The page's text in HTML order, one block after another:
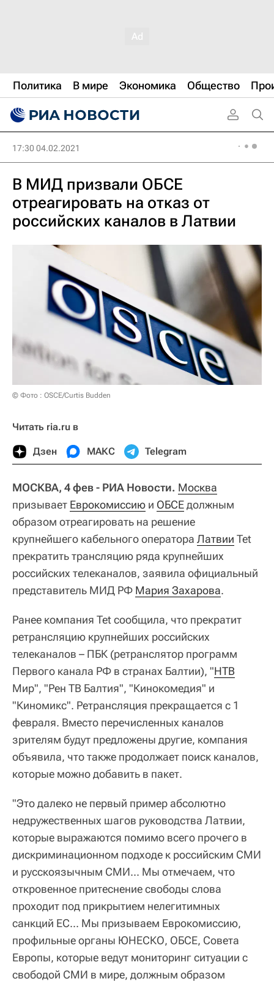
Политика В мире Экономика Общество
17:30 04.02.2021
В МИД призвали ОБСЕ
отреагировать на отказ от
российских каналов в Латвии
© Фото : OSCE/Curtis Budden
Читать ria.ru в
Дзен МАКС Telegram
МОСКВА, 4 фев - РИА Новости. Москва
призывает Еврокомиссию и ОБСЕдолжным
образом отреагировать на решение
крупнейшего кабельного оператора Латвии Tet
прекратить трансляцию ряда крупнейших
российских телеканалов, заявила официальный
представитель МИД РФ Мария Захарова.
Ранее компания Tet сообщила, что прекратит
ретрансляцию крупнейших российских
телеканалов – ПБК (ретранслятор программ
Первого канала РФ в странах Балтии), "НТВ
Мир", "Рен ТВ Балтия", "Кинокомедия" и
"Киномикс". Ретрансляция прекращается с 1
февраля. Вместо перечисленных каналов
зрителям будут предложены другие, компания
объявила, что также продолжает поиск каналов,
которые можно добавить в пакет.
"Это далеко не первый пример абсолютно
недружественных шагов руководства Латвии,
которые выражаются помимо всего прочего в
дискриминационном подходе к российским СМИ
и русскоязычным СМИ... Мы отмечаем, что
откровенное притеснение свободы слова
проходит под прикрытием нелегитимных
санкций ЕС... Мы призываем Еврокомиссию,
профильные органы ЮНЕСКО, ОБСЕ, Совета
Европы, которые ведут мониторинг ситуации с
свободой СМИ в мире, должным образом